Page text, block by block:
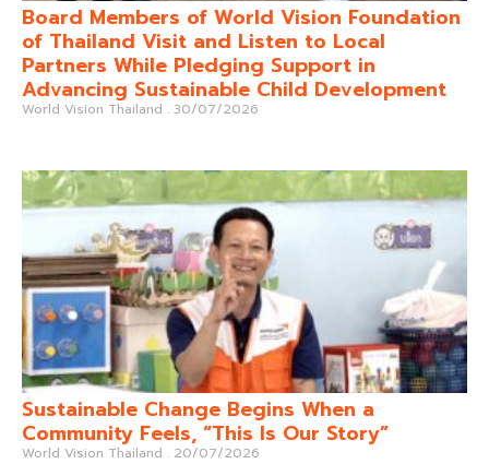
Board Members of World Vision Foundation
of Thailand Visit and Listen to Local
Partners While Pledging Support in
Advancing Sustainable Child Development
World Vision Thailand 30/07/2026
Sustainable Change Begins When a
Community Feels, “This Is Our Story”
World Vision Thailand 20/07/2026